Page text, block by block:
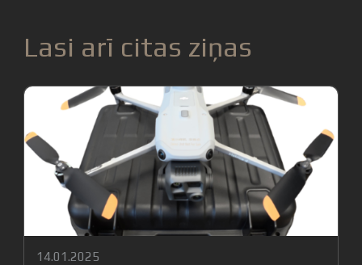
Lasi arī citas ziņas
09.01.2025